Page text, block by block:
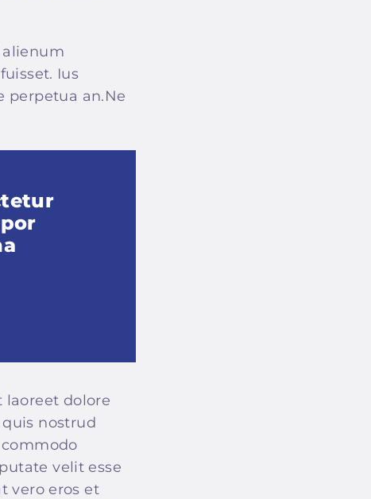
Ius
perpetua an.Ne
dolore
nostrud
velit esse
vero eros et